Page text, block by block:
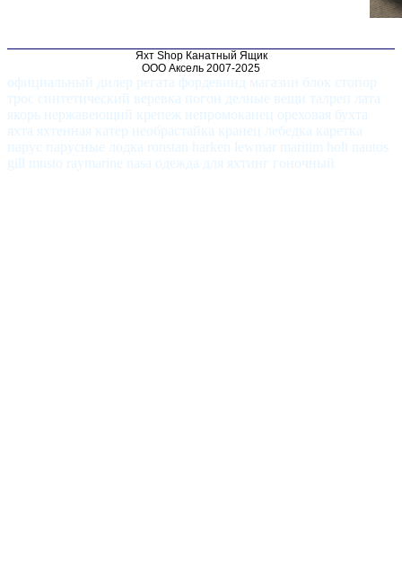
Яхт Shop Канатный Ящик
ООО Аксель 2007-2025
официальный дилер регата фордевинд магазин блок стопор
трос синтетический веревка погон делные вещи талреп лата
якорь нержавеющий крепеж непромоканец ореховая бухта
яхта яхтенная катер необрастайка кранец лебедка каретка
парус парусные лодка ronstan harken lewmar maritim holt nautos
gill musto raymarine nasa одежда для яхтинг гоночный